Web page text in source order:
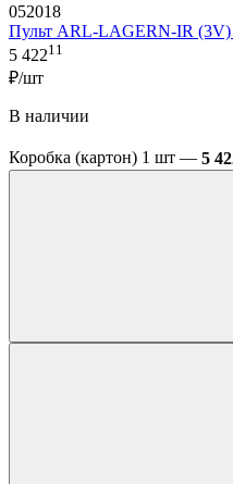
052018
Пульт ARL-LAGERN-IR (3V)
5 42211
₽/шт
В наличии
Коробка (картон) 1 шт — 5